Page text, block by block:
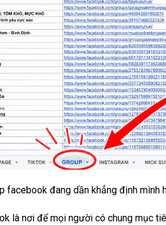
facebook đang dần khẳng định
là nơi để mọi người có chung mục